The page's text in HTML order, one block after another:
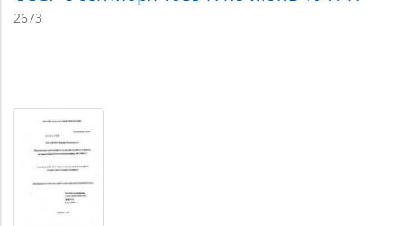
Отечественной
2673
Материалы
по
теме